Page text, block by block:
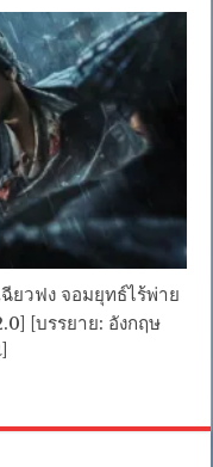
ยวฟง จอมยุทธ์ไร้พ่าย
[บรรยาย: อังกฤษ